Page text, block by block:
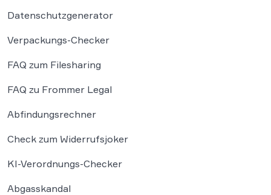
Datenschutzgenerator
Verpackungs-Checker
FAQ zum Filesharing
FAQ zu Frommer Legal
Abfindungsrechner
Check zum Widerrufsjoker
KI-Verordnungs-Checker
Abgasskandal